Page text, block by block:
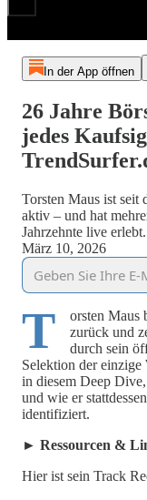
In der App öffnen
26 Jahre
jedes
Torsten Maus ist seit
aktiv – und hat
Jahrzehnte live erlebt.
März 10, 2026
T
orsten Maus
zurück und
durch sein
Selektion der
in diesem Deep
und wie er
identifiziert.
► Ressourcen &
Hier ist sein Track